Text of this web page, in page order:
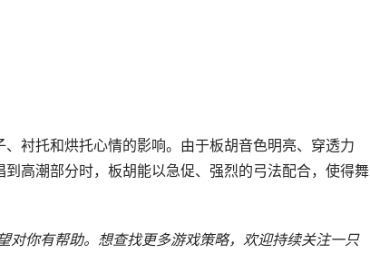
衬托和烘托心情的影响。由于板胡音色明亮、穿透力
高潮部分时，板胡能以急促、强烈的弓法配合，使得舞
你有帮助。 想查找更多游戏策略，欢迎持续关注一只